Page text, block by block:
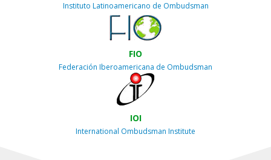
Instituto Latinoamericano de Ombudsman
FIO
Federación Iberoamericana de Ombudsman
IOI
International Ombudsman Institute